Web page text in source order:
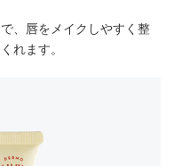
、唇をメイクしやすく整
れます。